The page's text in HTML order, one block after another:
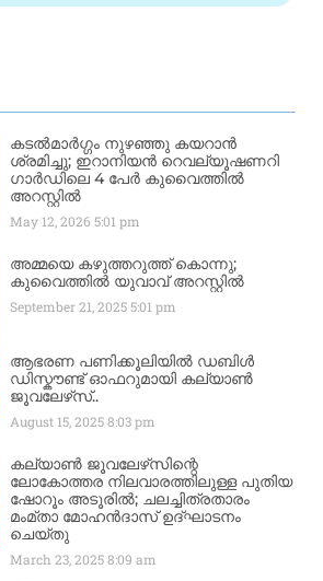
കടൽമാർഗ്ഗം നുഴഞ്ഞു കയറാൻ
ശ്രമിച്ചു; ഇറാനിയൻ റെവല്യൂഷണറി
ഗാർഡിലെ 4 പേർ കുവൈത്തിൽ
അറസ്റ്റിൽ
May 12, 20265:01 pm
അമ്മയെ കഴുത്തറുത്ത് കൊന്നു;
കുവൈത്തിൽ യുവാവ് അറസ്റ്റിൽ
September 21, 20255:01 pm
ആഭരണ പണിക്കൂലിയിൽ ഡബിൾ
ഡിസ്കൗണ്ട് ഓഫറുമായി കല്യാൺ
ജൂവലേഴ്‌സ്..
August 15, 20258:03 pm
കല്യാൺ ജൂവലേഴ്‌സിന്റെ
ലോകോത്തര നിലവാരത്തിലുള്ള പുതിയ
ഷോറൂം അടൂരിൽ; ചലച്ചിത്രതാരം
മംമ്താ മോഹൻദാസ് ഉദ്ഘാടനം
ചെയ്‌തു
March 23, 20258:09 am